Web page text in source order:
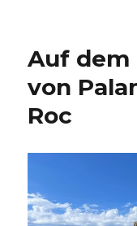
Auf dem
von
Roc